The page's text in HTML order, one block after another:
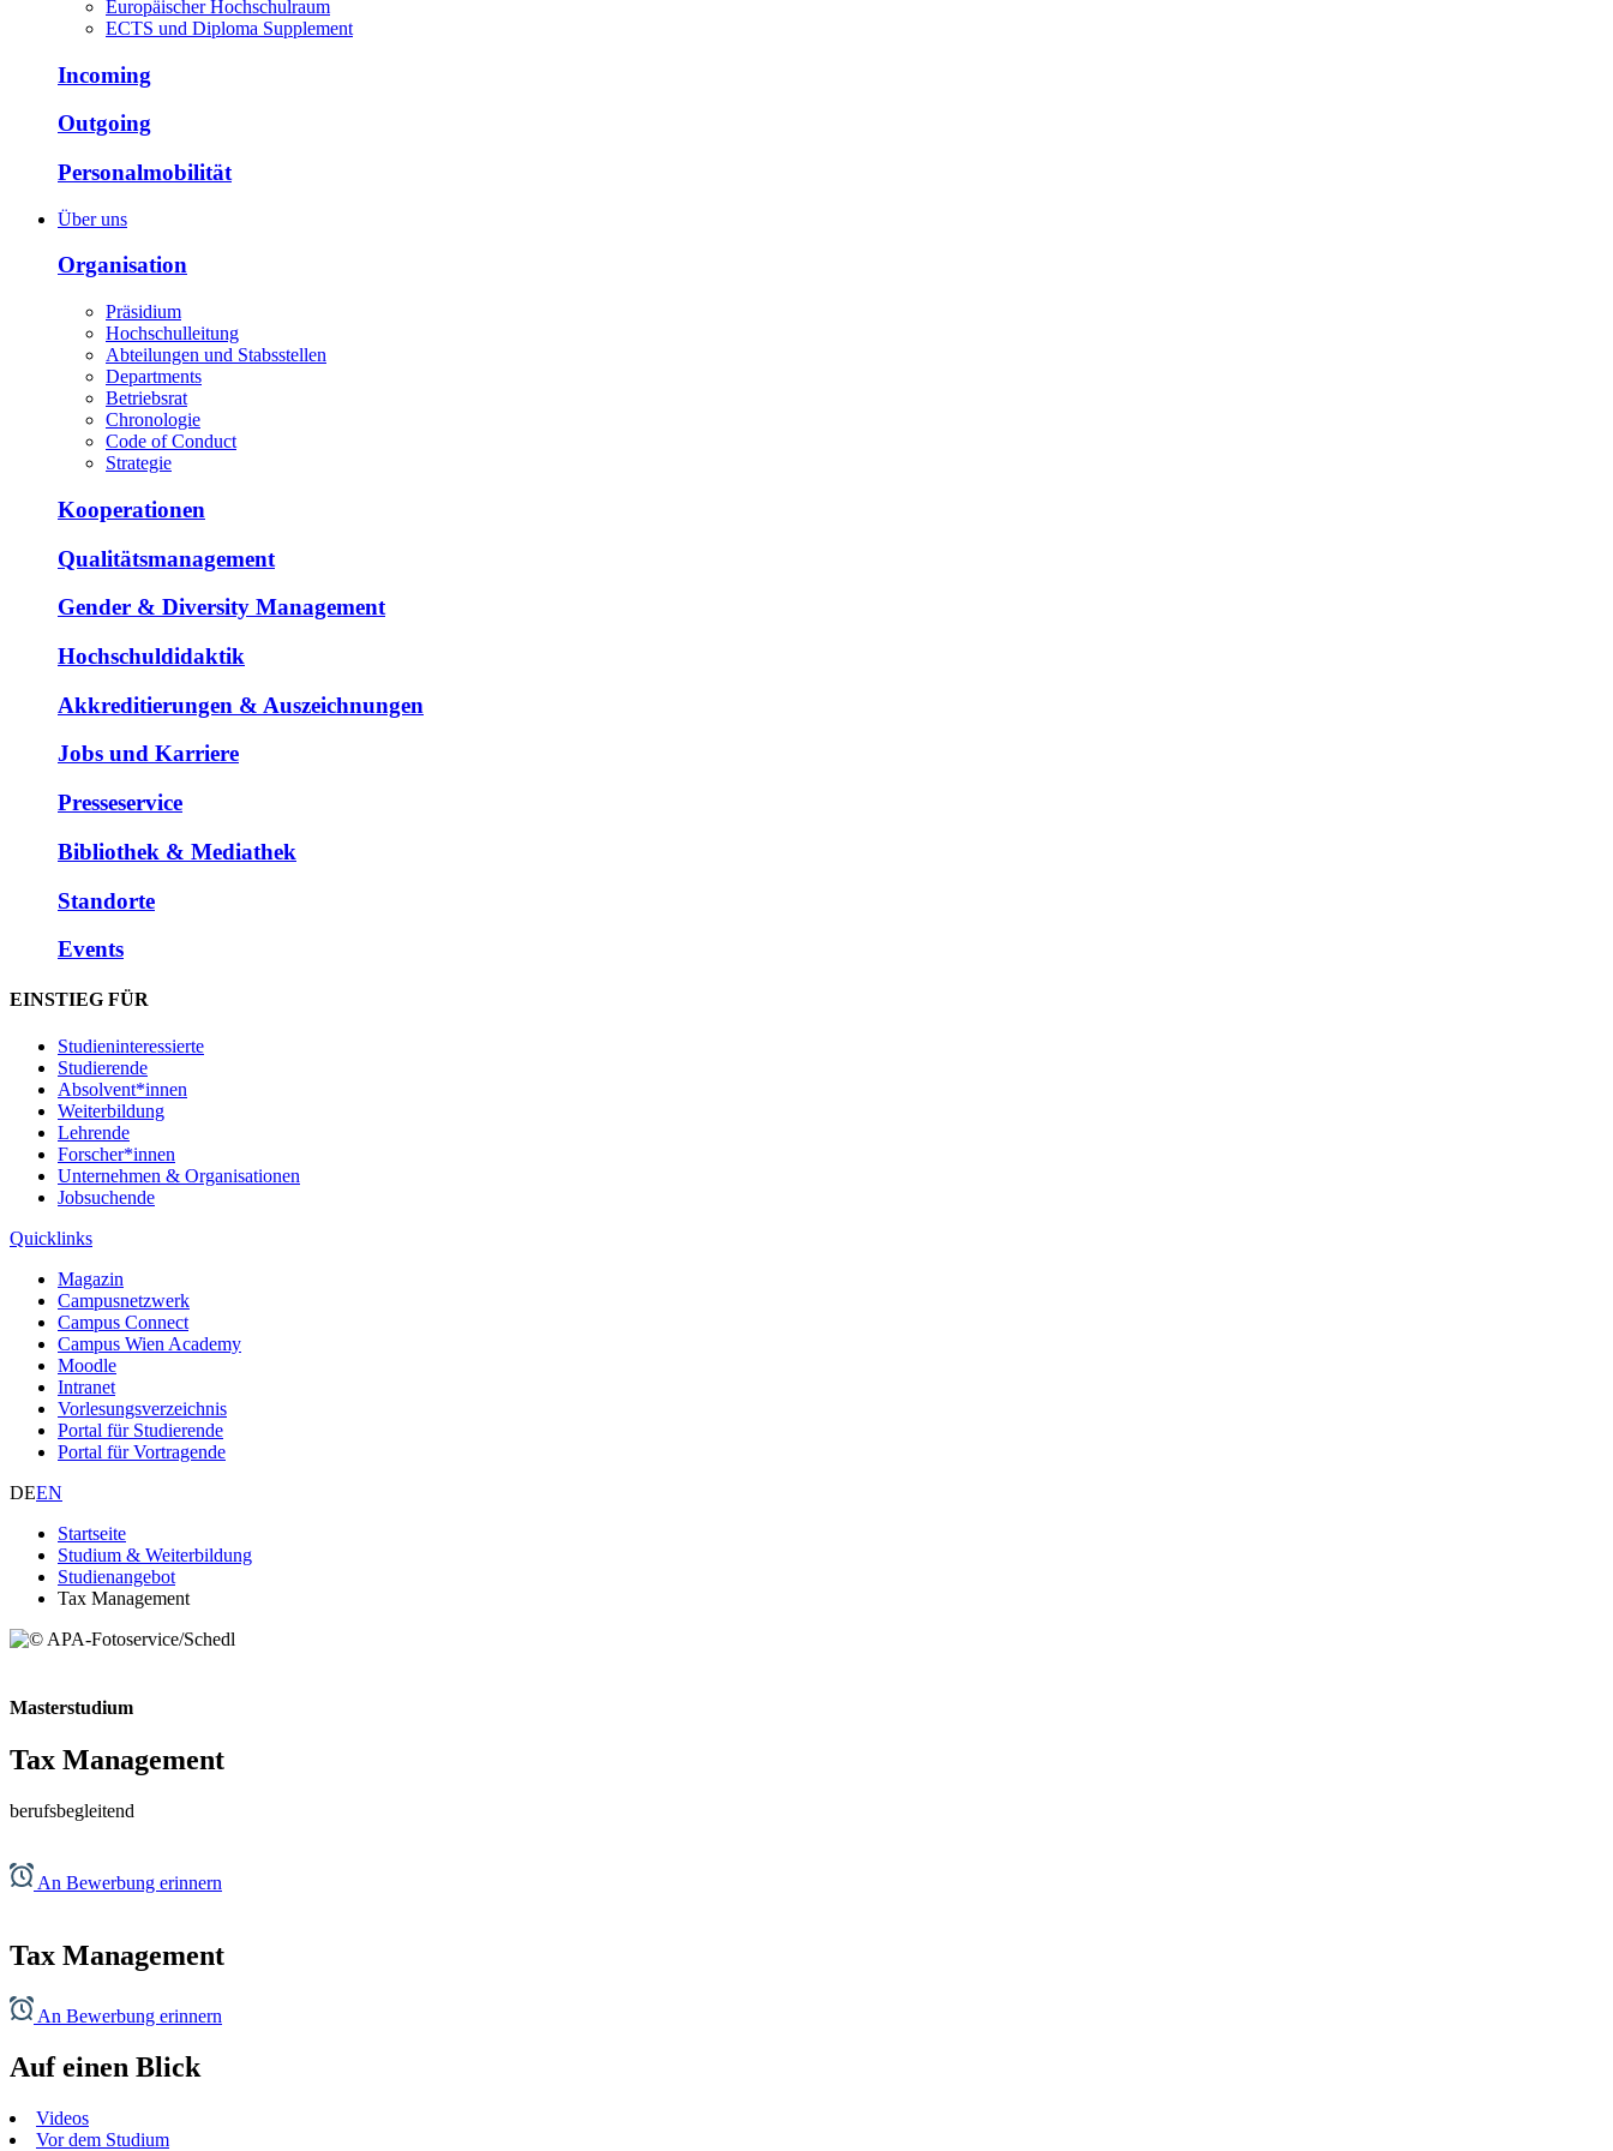
Europäischer Hochschulraum
ECTS und Diploma Supplement
Incoming
Outgoing
Personalmobilität
Über uns
Organisation
Präsidium
Hochschulleitung
Abteilungen und Stabsstellen
Departments
Betriebsrat
Chronologie
Code of Conduct
Strategie
Kooperationen
Qualitätsmanagement
Gender & Diversity Management
Hochschuldidaktik
Akkreditierungen & Auszeichnungen
Jobs und Karriere
Presseservice
Bibliothek & Mediathek
Standorte
Events
EINSTIEG FÜR
Studieninteressierte
Studierende
Absolvent*innen
Weiterbildung
Lehrende
Forscher*innen
Unternehmen & Organisationen
Jobsuchende
Quicklinks
Magazin
Campusnetzwerk
Campus Connect
Campus Wien Academy
Moodle
Intranet
Vorlesungsverzeichnis
Portal für Studierende
Portal für Vortragende
DEEN
Startseite
Studium & Weiterbildung
Studienangebot
Tax Management
Masterstudium
Tax Management
berufsbegleitend
An Bewerbung erinnern
Tax Management
An Bewerbung erinnern
Auf einen Blick
Videos
Vor dem Studium